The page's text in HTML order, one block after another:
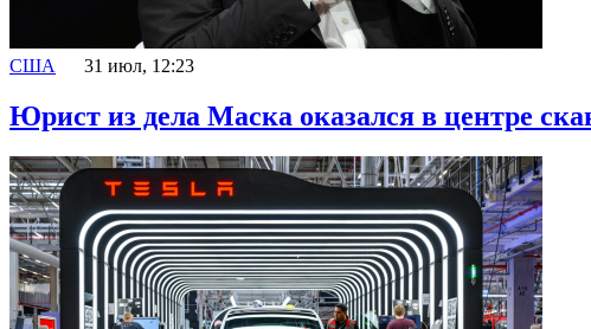
США 31 июл, 12:23
Юрист из дела Маска оказался в центре